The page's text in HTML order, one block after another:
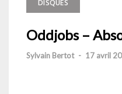
DISQUES
Oddjobs –
Sylvain Bertot - 17 avril